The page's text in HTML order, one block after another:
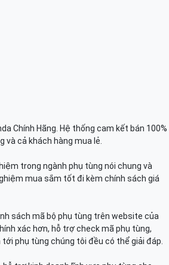
Chính Hãng. Hệ thống cam kết bán 100%
và cả khách hàng mua lẻ.
trong ngành phụ tùng nói chung và
mua sắm tốt đi kèm chính sách giá
sách mã bộ phụ tùng trên website của
xác hơn, hỗ trợ check mã phụ tùng,
phụ tùng chúng tôi đều có thể giải đáp.